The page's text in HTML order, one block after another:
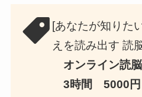
[あなたが知りた
えを読み出す 読
オンライン読
3時間 5000円